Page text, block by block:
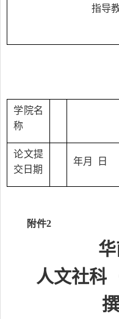
指导
学院名
称
论文提
交日期
年月 日
附件2
人文社科